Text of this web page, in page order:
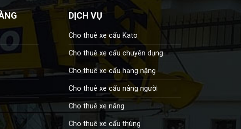
DỊCH VỤ
Cho thuê xe cẩu Kato
Cho thuê xe cẩu chuyên dụng
Cho thuê xe cẩu hạng nặng
Cho thuê xe cẩu nâng người
Cho thuê xe nâng
Cho thuê xe cẩu thùng